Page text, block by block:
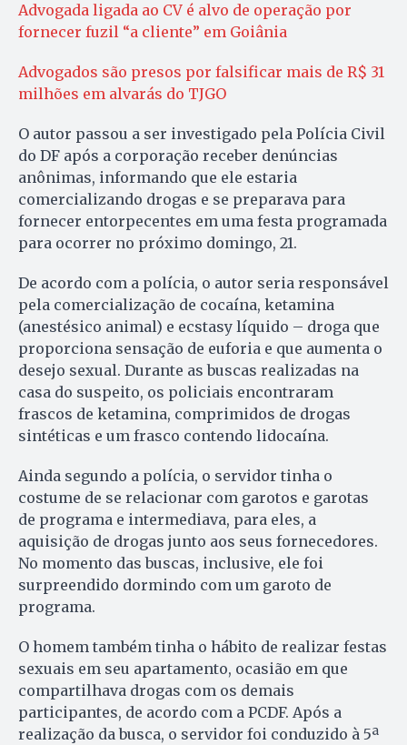
Advogada ligada ao CV é alvo de operação por
fornecer fuzil “a cliente” em Goiânia
Advogados são presos por falsificar mais de R$ 31
milhões em alvarás do TJGO
O autor passou a ser investigado pela Polícia Civil
do DF após a corporação receber denúncias
anônimas, informando que ele estaria
comercializando drogas e se preparava para
fornecer entorpecentes em uma festa programada
para ocorrer no próximo domingo, 21.
De acordo com a polícia, o autor seria responsável
pela comercialização de cocaína, ketamina
(anestésico animal) e ecstasy líquido – droga que
proporciona sensação de euforia e que aumenta o
desejo sexual. Durante as buscas realizadas na
casa do suspeito, os policiais encontraram
frascos de ketamina, comprimidos de drogas
sintéticas e um frasco contendo lidocaína.
Ainda segundo a polícia, o servidor tinha o
costume de se relacionar com garotos e garotas
de programa e intermediava, para eles, a
aquisição de drogas junto aos seus fornecedores.
No momento das buscas, inclusive, ele foi
surpreendido dormindo com um garoto de
programa.
O homem também tinha o hábito de realizar festas
sexuais em seu apartamento, ocasião em que
compartilhava drogas com os demais
participantes, de acordo com a PCDF. Após a
realização da busca, o servidor foi conduzido à 5ª